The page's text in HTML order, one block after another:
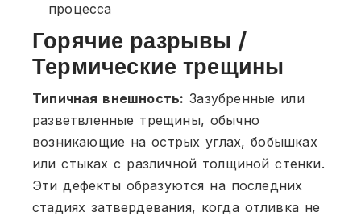
процесса
Горячие разрывы /
Термические трещины
Типичная внешность: Зазубренные или
разветвленные трещины, обычно
возникающие на острых углах, бобышках
или стыках с различной толщиной стенки.
Эти дефекты образуются на последних
стадиях затвердевания, когда отливка не